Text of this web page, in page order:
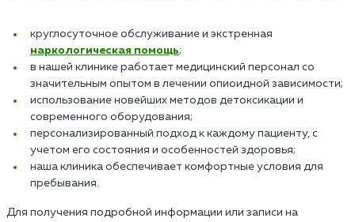
круглосуточное обслуживание и экстренная
наркологическая помощь;
в нашей клинике работает медицинский персонал со
значительным опытом в лечении опиоидной зависимости;
использование новейших методов детоксикации и
современного оборудования;
персонализированный подход к каждому пациенту, с
учетом его состояния и особенностей здоровья;
наша клиника обеспечивает комфортные условия для
пребывания.
Для получения подробной информации или записи на